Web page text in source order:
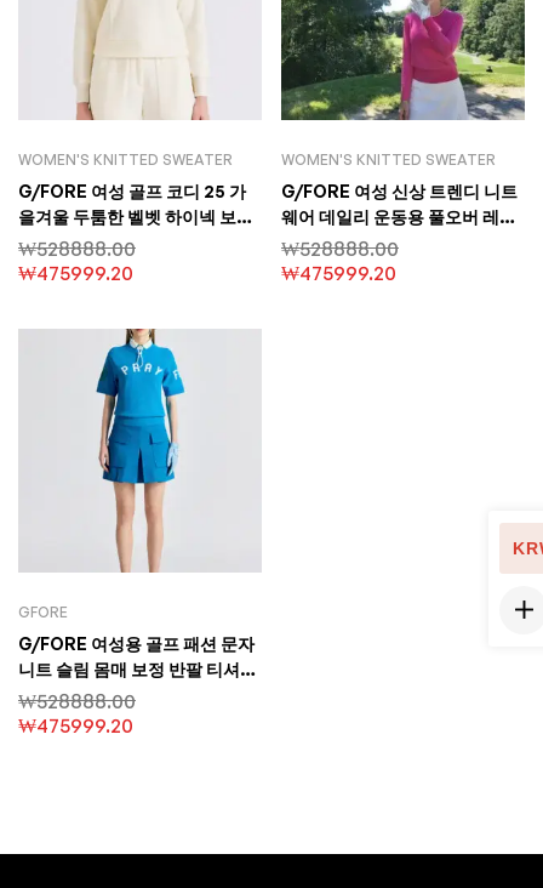
WOMEN'S KNITTED SWEATER
G/FORE 여성 골프 코디 25 가
을겨울 두툼한 벨벳 하이넥 보온
스포츠 맨투맨 상의
₩528888.00
₩475999.20
WOMEN'S KNITTED SWEATER
G/FORE 여성 신상 트렌디 니트
웨어 데일리 운동용 풀오버 레터
링 디자인 골프 니트 슬림 핏 고탄
력
₩528888.00
₩475999.20
GFORE
G/FORE 여성용 골프 패션 문자
니트 슬림 몸매 보정 반팔 티셔츠
아웃도어 스포츠 상의
₩528888.00
₩475999.20